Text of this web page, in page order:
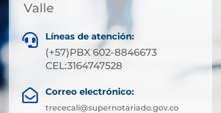
Valle
 Líneas de atención:
(+57)PBX 602-8846673
CEL:3164747528
 Correo electrónico:
trececali@supernotariado.gov.co